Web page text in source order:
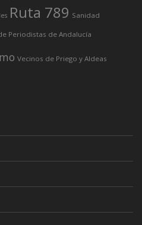
Ruta 789 Sanidad
Periodistas de Andalucía
Vecinos de Priego y Aldeas